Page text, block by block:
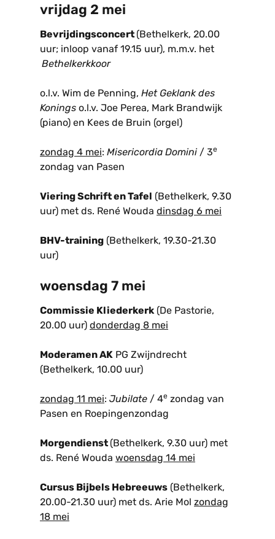
vrijdag 2 mei
Bevrijdingsconcert (Bethelkerk, 20.00
uur; inloop vanaf 19.15 uur), m.m.v. het
Bethelkerkkoor
o.l.v. Wim de Penning, Het Geklank des
Konings o.l.v. Joe Perea, Mark Brandwijk
(piano) en Kees de Bruin (orgel)
zondag 4 mei: Misericordia Domini / 3e
zondag van Pasen
Viering Schrift en Tafel (Bethelkerk, 9.30
uur) met ds. René Wouda dinsdag 6 mei
BHV-training (Bethelkerk, 19.30-21.30
uur)
woensdag 7 mei
Commissie Kliederkerk(De Pastorie,
20.00 uur) donderdag 8 mei
Moderamen AK PG Zwijndrecht
(Bethelkerk, 10.00 uur)
zondag 11 mei: Jubilate / 4e zondag van
Pasen en Roepingenzondag
Morgendienst (Bethelkerk, 9.30 uur) met
ds. René Wouda woensdag 14 mei
Cursus Bijbels Hebreeuws (Bethelkerk,
20.00-21.30 uur) met ds. Arie Mol zondag
18 mei